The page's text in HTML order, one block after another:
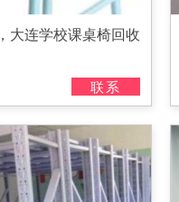
大连学校课桌椅回收
联系